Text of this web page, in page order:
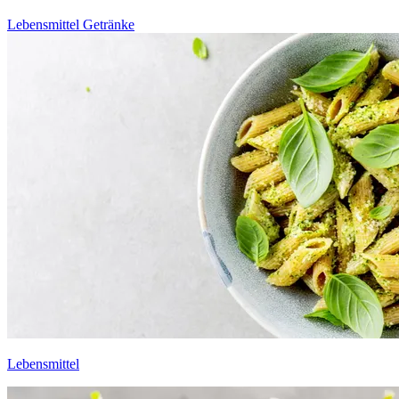
Lebensmittel Getränke
Lebensmittel